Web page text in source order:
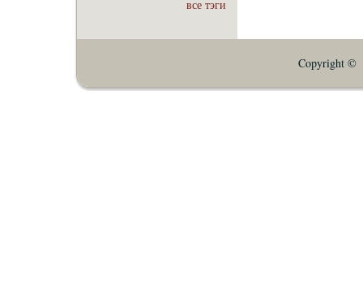
все тэги
Copyright ©